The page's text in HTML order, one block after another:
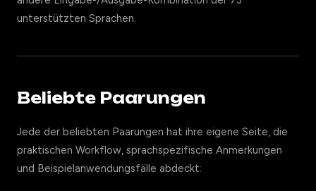
unterstützten Sprachen.
Beliebte Paarungen
Jede der beliebten Paarungen hat ihre eigene Seite, die
praktischen Workflow, sprachspezifische Anmerkungen
und Beispielanwendungsfälle abdeckt: